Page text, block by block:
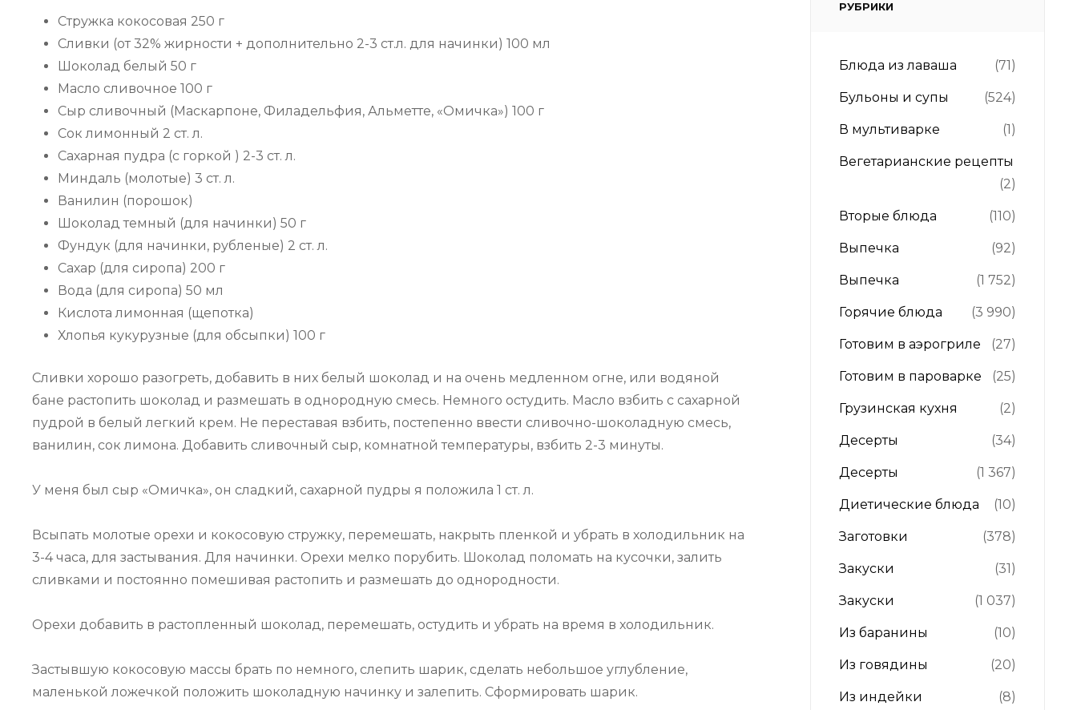
Стружка кокосовая 250 г
Сливки (от 32% жирности + дополнительно 2-3 ст.л. для начинки) 100 мл
Шоколад белый 50 г
Масло сливочное 100 г
Сыр сливочный (Маскарпоне, Филадельфия, Альметте, «Омичка») 100 г
Сок лимонный 2 ст. л.
Сахарная пудра (с горкой ) 2-3 ст. л.
Миндаль (молотые) 3 ст. л.
Ванилин (порошок)
Шоколад темный (для начинки) 50 г
Фундук (для начинки, рубленые) 2 ст. л.
Сахар (для сиропа) 200 г
Вода (для сиропа) 50 мл
Кислота лимонная (щепотка)
Хлопья кукурузные (для обсыпки) 100 г
Сливки хорошо разогреть, добавить в них белый шоколад и на очень медленном огне, или водяной
бане растопить шоколад и размешать в однородную смесь. Немного остудить. Масло взбить с сахарной
пудрой в белый легкий крем. Не переставая взбить, постепенно ввести сливочно-шоколадную смесь,
ванилин, сок лимона. Добавить сливочный сыр, комнатной температуры, взбить 2-3 минуты.
У меня был сыр «Омичка», он сладкий, сахарной пудры я положила 1 ст. л.
Всыпать молотые орехи и кокосовую стружку, перемешать, накрыть пленкой и убрать в холодильник на
3-4 часа, для застывания. Для начинки. Орехи мелко порубить. Шоколад поломать на кусочки, залить
сливками и постоянно помешивая растопить и размешать до однородности.
Орехи добавить в растопленный шоколад, перемешать, остудить и убрать на время в холодильник.
Застывшую кокосовую массы брать по немного, слепить шарик, сделать небольшое углубление,
маленькой ложечкой положить шоколадную начинку и залепить. Сформировать шарик.
РУБРИКИ
Блюда из лаваша (71)
Бульоны и супы (524)
В мультиварке (1)
Вегетарианские рецепты
(2)
Вторые блюда (110)
Выпечка (92)
Выпечка (1 752)
Горячие блюда (3 990)
Готовим в аэрогриле (27)
Готовим в пароварке (25)
Грузинская кухня (2)
Десерты (34)
Десерты (1 367)
Диетические блюда (10)
Заготовки (378)
Закуски (31)
Закуски (1 037)
Из баранины (10)
Из говядины (20)
Из индейки (8)